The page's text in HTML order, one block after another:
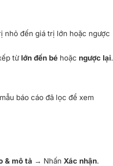
nhỏ đến giá trị lớn hoặc ngược
từ lớn đến bé hoặc ngược lại.
báo cáo đã lọc để xem
& mô tả → Nhấn Xác nhận.